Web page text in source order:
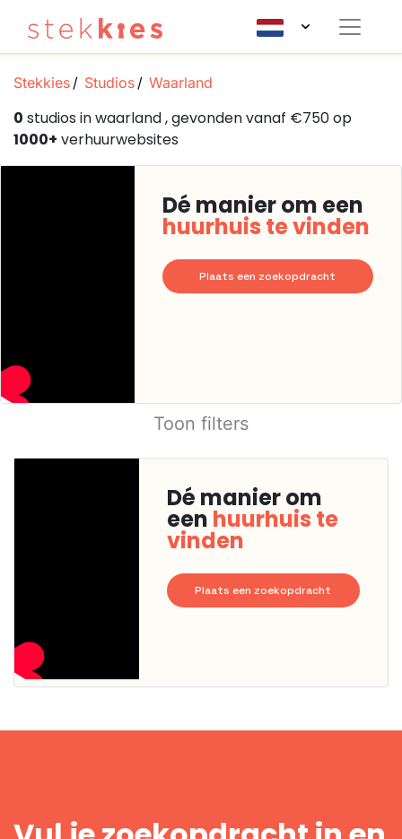
Stekkies Studios Waarland
0 studios in waarland , gevonden vanaf €750 op
1000+ verhuurwebsites
Dé manier om een
huurhuis te vinden
Plaats een zoekopdracht
Toon filters
Dé manier om
een huurhuis te
vinden
Plaats een zoekopdracht